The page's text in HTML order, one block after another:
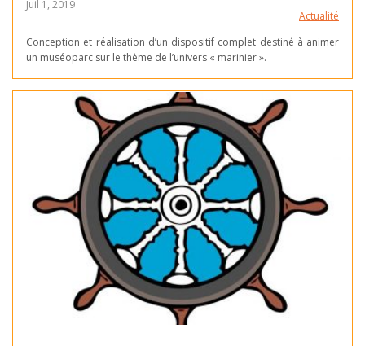
Juil 1, 2019
Actualité
Conception et réalisation d’un dispositif complet destiné à animer
un muséoparc sur le thème de l’univers « marinier ».